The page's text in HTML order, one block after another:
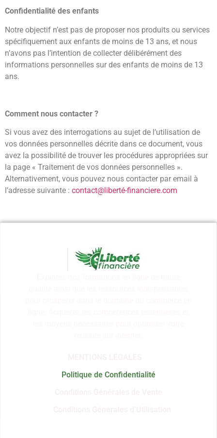
Confidentialité des enfants
Notre objectif n’est pas de proposer nos produits ou services
spécifiquement aux enfants de moins de 13 ans, et nous
n’avons pas l’intention de collecter délibérément des
informations personnelles sur des enfants de moins de 13
ans.
Comment nous contacter ?
Si vous avez des interrogations au sujet de l’utilisation de
vos données personnelles décrite dans ce document, vous
avez la possibilité de trouver les procédures appropriées sur
la page « Traitement de vos données personnelles ».
Alternativement, vous pouvez nous contacter par email à
l’adresse suivante : contact@liberté-financiere.com
Politique de Confidentialité